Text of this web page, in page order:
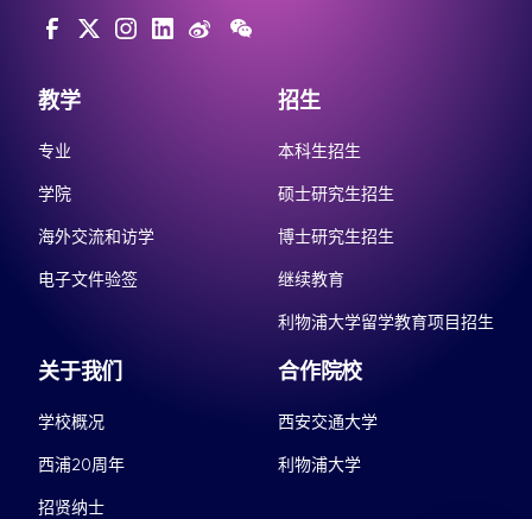
教学
专业
学院
海外交流和访学
电子文件验签
招生
本科生招生
硕士研究生招生
博士研究生招生
继续教育
利物浦大学留学教育项目招生
关于我们
学校概况
西浦20周年
招贤纳士
合作院校
西安交通大学
利物浦大学